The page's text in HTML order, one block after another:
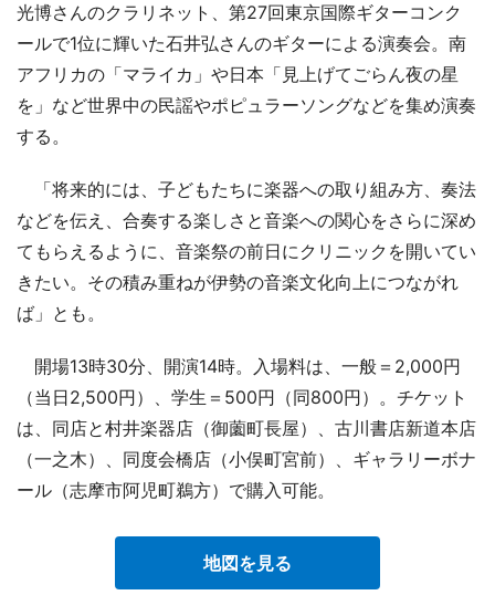
光博さんのクラリネット、第27回東京国際ギターコンク
ールで1位に輝いた石井弘さんのギターによる演奏会。南
アフリカの「マライカ」や日本「見上げてごらん夜の星
を」など世界中の民謡やポピュラーソングなどを集め演奏
する。
「将来的には、子どもたちに楽器への取り組み方、奏法
などを伝え、合奏する楽しさと音楽への関心をさらに深め
てもらえるように、音楽祭の前日にクリニックを開いてい
きたい。その積み重ねが伊勢の音楽文化向上につながれ
ば」とも。
開場13時30分、開演14時。入場料は、一般＝2,000円
（当日2,500円）、学生＝500円（同800円）。チケット
は、同店と村井楽器店（御薗町長屋）、古川書店新道本店
（一之木）、同度会橋店（小俣町宮前）、ギャラリーボナ
ール（志摩市阿児町鵜方）で購入可能。
地図を見る